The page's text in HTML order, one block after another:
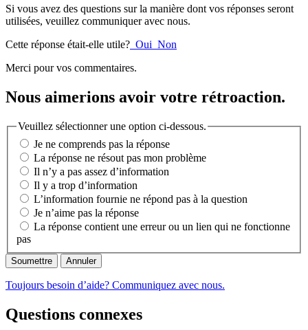
Si vous avez des questions sur la manière dont vos réponses seront
utilisées, veuillez communiquer avec nous.
Cette réponse était-elle utile? Oui Non
Merci pour vos commentaires.
Nous aimerions avoir votre rétroaction.
Veuillez sélectionner une option ci-dessous.
Je ne comprends pas la réponse
La réponse ne résout pas mon problème
Il n’y a pas assez d’information
Il y a trop d’information
L’information fournie ne répond pas à la question
Je n’aime pas la réponse
La réponse contient une erreur ou un lien qui ne fonctionne
pas
Annuler
Toujours besoin d’aide? Communiquez avec nous.
Questions connexes